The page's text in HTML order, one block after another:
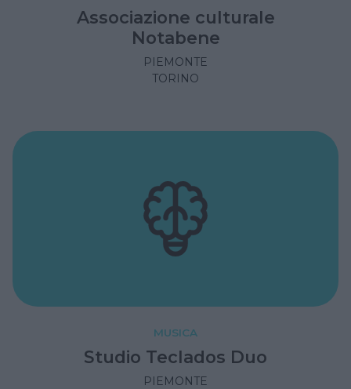
Associazione culturale
Notabene
PIEMONTE
TORINO
MUSICA
Studio Teclados Duo
PIEMONTE